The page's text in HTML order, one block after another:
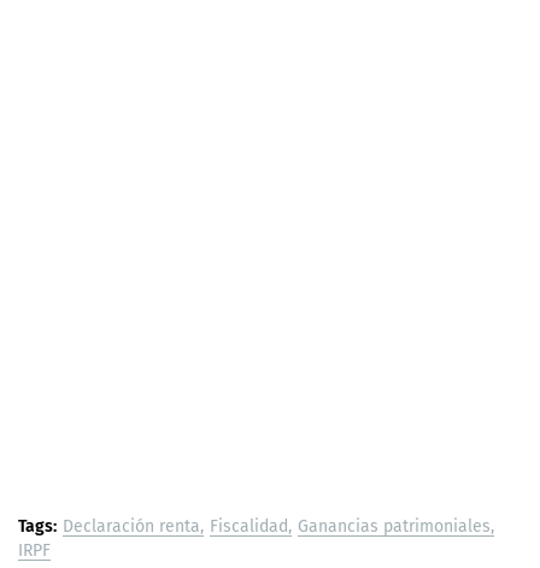
Tags: Declaración renta Fiscalidad
Ganancias patrimoniales
IRPF